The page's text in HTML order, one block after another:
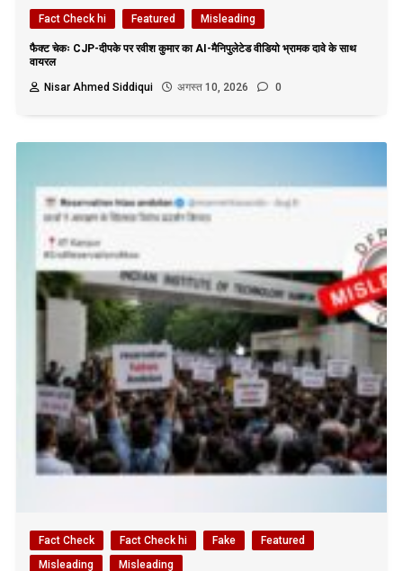
Fact Check hi Featured Misleading
फैक्ट चेकः CJP-दीपके पर रवीश कुमार का AI-मैनिपुलेटेड वीडियो भ्रामक दावे के साथ
वायरल
Nisar Ahmed Siddiqui
अगस्त 10, 2026 0
Fact Check Fact Check hi Fake
Featured
Misleading
Misleading